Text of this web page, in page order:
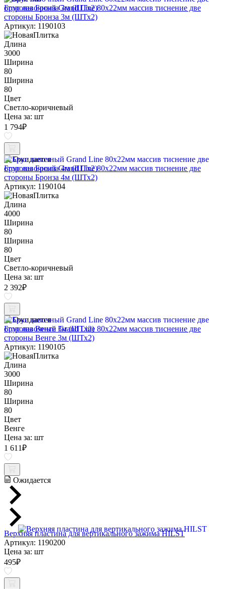
Брус лавочный Grand Line 80х22мм массив тиснение две
стороны Бронза 3м (ШТх2)
Артикул: 1190103
Длина
3000
Ширина
80
Ширина
80
Цвет
Светло-коричневый
Цена за: шт
1 794₽
Ожидается
Брус лавочный Grand Line 80х22мм массив тиснение две
стороны Бронза 4м (ШТх2)
Артикул: 1190104
Длина
4000
Ширина
80
Ширина
80
Цвет
Светло-коричневый
Цена за: шт
2 392₽
Ожидается
Брус лавочный Grand Line 80х22мм массив тиснение две
стороны Венге 3м (ШТх2)
Артикул: 1190105
Длина
3000
Ширина
80
Ширина
80
Цвет
Венге
Цена за: шт
1 611₽
Ожидается
Верхняя пластина для вертикального зажима HILST
Артикул: 1190200
Цена за: шт
495₽